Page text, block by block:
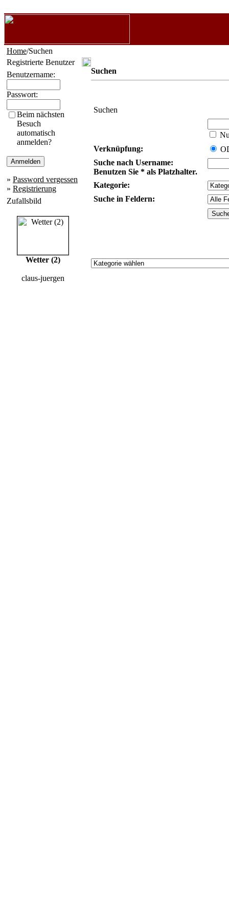
Home/Suchen
Registrierte Benutzer
Benutzername:
Passwort:
Beim nächsten
Besuch
automatisch
anmelden?
» Password vergessen
» Registrierung
Zufallsbild
Wetter (2)
claus-juergen
Suchen
Suchen
Verknüpfung:
Suche nach Username:
Benutzen Sie * als Platzhalter.
Kategorie:
Suche in Feldern: